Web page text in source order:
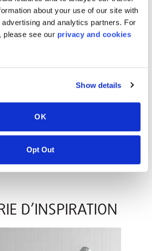
about your use of our site with
and analytics partners. For
please see our privacy and cookies
Show details
OK
Opt Out
Casablanca
D’INSPIRATION